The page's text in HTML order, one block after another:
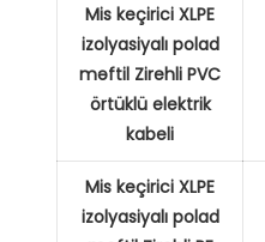
Mis keçirici XLPE
izolyasiyalı polad
məftil Zirehli PVC
örtüklü elektrik
kabeli
Mis keçirici XLPE
izolyasiyalı polad